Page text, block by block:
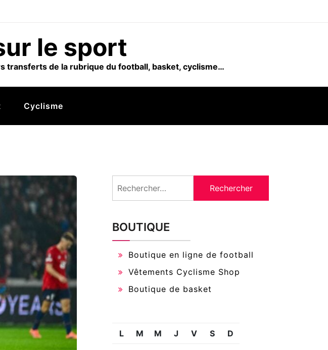
le sport
transferts de la rubrique du football, basket, cyclisme…
Cyclisme
BOUTIQUE
Boutique en ligne de football
Vêtements Cyclisme Shop
Boutique de basket
L M M J V S D